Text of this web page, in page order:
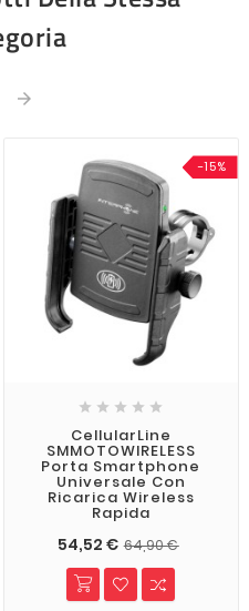

-15%
    
CellularLine
SMMOTOWIRELESS
Porta Smartphone
Universale Con
Ricarica Wireless
Rapida
54,52 € 64,90 €